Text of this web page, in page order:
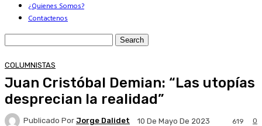
¿Quienes Somos?
Contactenos
COLUMNISTAS
Juan Cristóbal Demian: “Las utopías
desprecian la realidad”
Publicado Por Jorge Dalidet 10 De Mayo De 2023 0
619